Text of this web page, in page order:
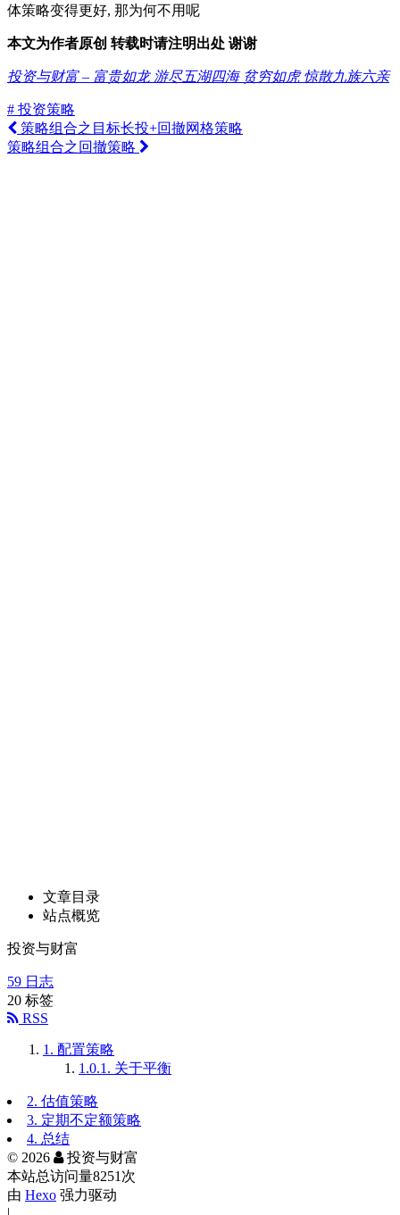
体策略变得更好, 那为何不用呢
本文为作者原创 转载时请注明出处 谢谢
投资与财富 – 富贵如龙 游尽五湖四海 贫穷如虎 惊散九族六亲
# 投资策略
策略组合之目标长投+回撤网格策略
策略组合之回撤策略
文章目录
站点概览
投资与财富
59 日志
20 标签
RSS
1. 配置策略
1.0.1. 关于平衡
2. 估值策略
3. 定期不定额策略
4. 总结
© 2026
投资与财富
本站总访问量8251 次
由 Hexo 强力驱动